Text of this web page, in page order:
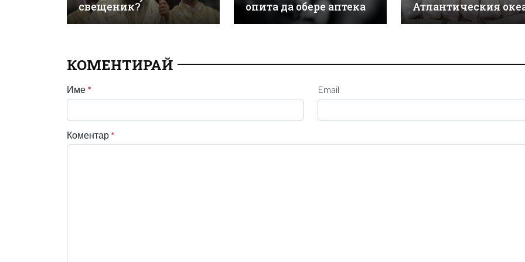
свещеник?
опита да обере аптека
Атлантическия
КОМЕНТИРАЙ
Име * Email
Коментар *